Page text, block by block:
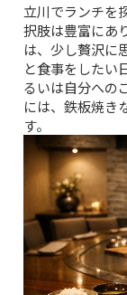
立川でランチを
択肢は豊富にあ
は、少し贅沢に
と食事をしたい
るいは自分への
には、鉄板焼き
す。